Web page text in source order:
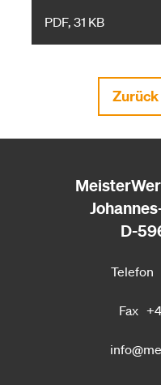
PDF, 31 KB
D-
Telefon
Fax